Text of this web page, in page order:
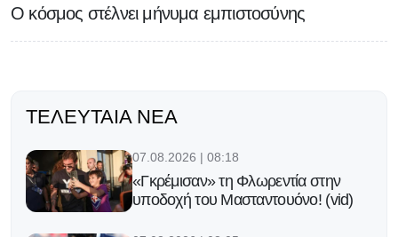
Ο κόσμος στέλνει μήνυμα εμπιστοσύνης
ΤΕΛΕΥΤΑΊΑ ΝΈΑ
07.08.2026 | 08:18
«Γκρέμισαν» τη Φλωρεντία στην
υποδοχή του Μασταντουόνο! (vid)